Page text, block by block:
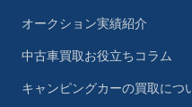
オークション実績紹介
中古車買取お役立ちコラム
キャンピングカーの買取につ